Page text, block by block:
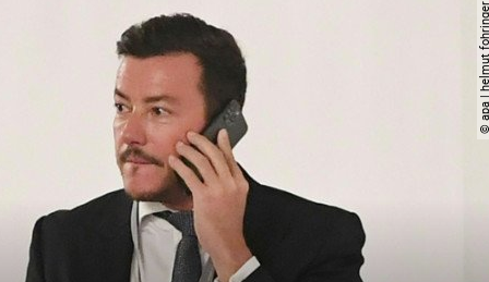
© apa | helmut fohringer